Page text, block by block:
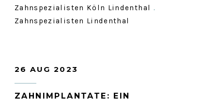
Zahnspezialisten Köln Lindenthal .
Zahnspezialisten Lindenthal
26 AUG 2023
ZAHNIMPLANTATE: EIN